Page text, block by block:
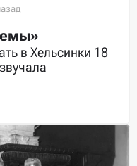
в Хельсинки 18